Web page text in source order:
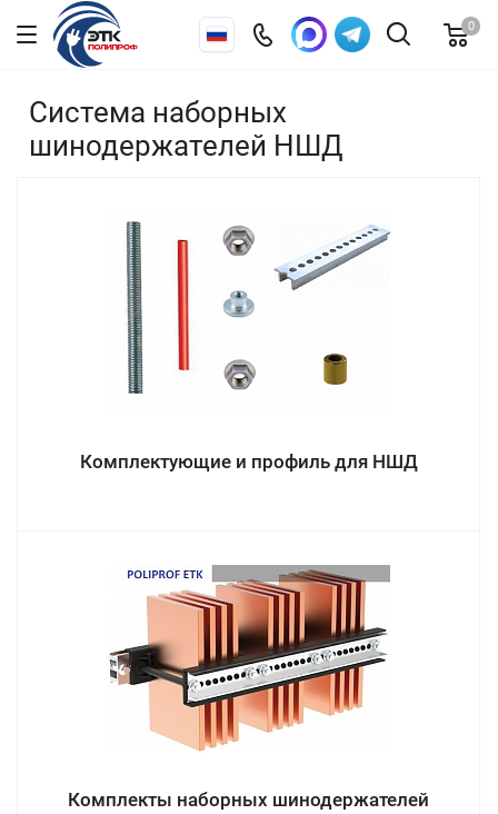
0
Система наборных
шинодержателей НШД
Комплектующие и профиль для НШД
Комплекты наборных шинодержателей